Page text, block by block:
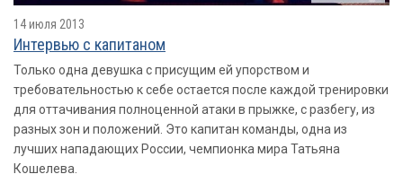
14 июля 2013
Интервью с капитаном
Только одна девушка с присущим ей упорством и
требовательностью к себе остается после каждой тренировки
для оттачивания полноценной атаки в прыжке, с разбегу, из
разных зон и положений. Это капитан команды, одна из
лучших нападающих России, чемпионка мира Татьяна
Кошелева.